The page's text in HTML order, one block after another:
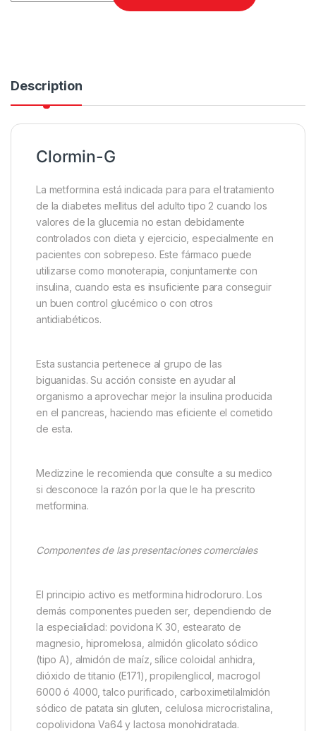
Description
Clormin-G
La metformina está indicada para para el tratamiento
de la diabetes mellitus del adulto tipo 2 cuando los
valores de la glucemia no estan debidamente
controlados con dieta y ejercicio, especialmente en
pacientes con sobrepeso. Este fármaco puede
utilizarse como monoterapia, conjuntamente con
insulina, cuando esta es insuficiente para conseguir
un buen control glucémico o con otros
antidiabéticos.
Esta sustancia pertenece al grupo de las
biguanidas. Su acción consiste en ayudar al
organismo a aprovechar mejor la insulina producida
en el pancreas, haciendo mas eficiente el cometido
de esta.
Medizzine le recomienda que consulte a su medico
si desconoce la razón por la que le ha prescrito
metformina.
Componentes de las presentaciones comerciales
El principio activo es metformina hidrocloruro. Los
demás componentes pueden ser, dependiendo de
la especialidad: povidona K 30, estearato de
magnesio, hipromelosa, almidón glicolato sódico
(tipo A), almidón de maíz, sílice coloidal anhidra,
dióxido de titanio (E171), propilenglicol, macrogol
6000 ó 4000, talco purificado, carboximetilalmidón
sódico de patata sin gluten, celulosa microcristalina,
copolividona Va64 y lactosa monohidratada.